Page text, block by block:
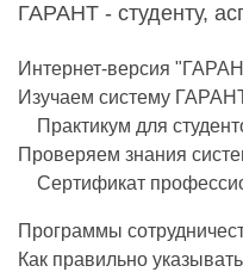
ГАРАНТ - студенту,
Интернет-версия
Изучаем систему
Практикум для
Проверяем знания
Сертификат
Программы
Как правильно